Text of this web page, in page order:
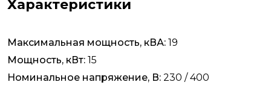
Характеристики
Максимальная мощность, кВА: 19
Мощность, кВт: 15
Номинальное напряжение, В: 230 / 400